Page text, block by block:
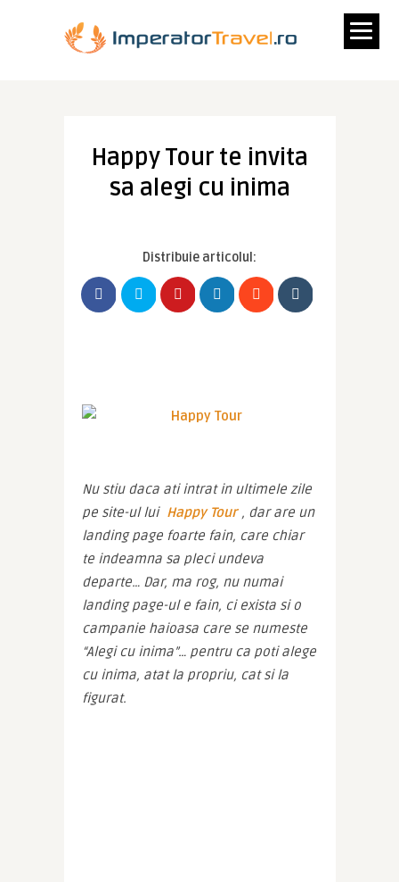
Happy Tour te invita
sa alegi cu inima
Distribuie articolul:
Nu stiu daca ati intrat in ultimele zile
pe site-ul lui Happy Tour , dar are un
landing page foarte fain, care chiar
te indeamna sa pleci undeva
departe… Dar, ma rog, nu numai
landing page-ul e fain, ci exista si o
campanie haioasa care se numeste
“Alegi cu inima”… pentru ca poti alege
cu inima, atat la propriu, cat si la
figurat.